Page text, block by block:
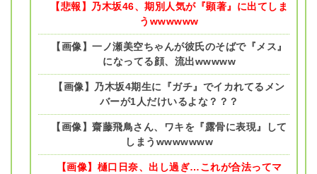
【悲報】乃木坂46、期別人気が『顕著』に出てしま
うwwwwww
【画像】一ノ瀬美空ちゃんが彼氏のそばで『メス』
になってる顔、流出wwwww
【画像】乃木坂4期生に『ガチ』でイカれてるメン
バーが1人だけいるよな？？？
【画像】齋藤飛鳥さん、ワキを『露骨に表現』して
しまうwwwwwww
【画像】樋口日奈、出し過ぎ…これが合法ってマ